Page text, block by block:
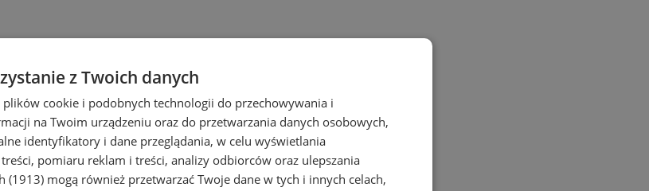
z Twoich danych
cookie i podobnych technologii do przechowywania i
na Twoim urządzeniu oraz do przetwarzania danych osobowych,
identyfikatory i dane przeglądania, w celu wyświetlania
pomiaru reklam i treści, analizy odbiorców oraz ulepszania
(1913) mogą również przetwarzać Twoje dane w tych i innych celach,